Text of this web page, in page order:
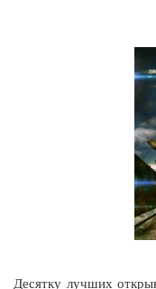
Десятку лучших